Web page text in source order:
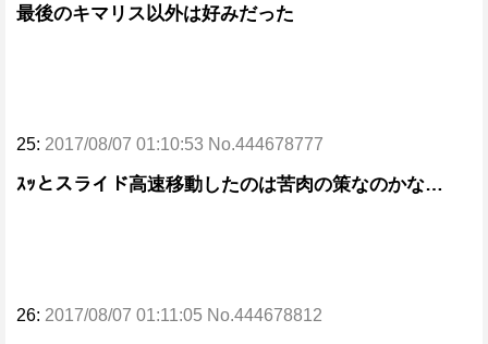
最後のキマリス以外は好みだった
25: 2017/08/07 01:10:53 No.444678777
ｽｯとスライド高速移動したのは苦肉の策なのかな…
26: 2017/08/07 01:11:05 No.444678812